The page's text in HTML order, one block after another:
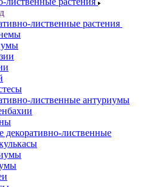
лиственные растения
лиственные антуриумы
декоративно-лиственные